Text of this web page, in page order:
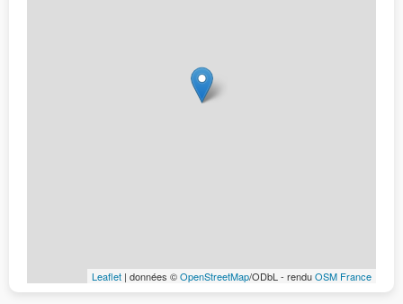
Leaflet | données ©OpenStreetMap/ODbL - renduOSM France